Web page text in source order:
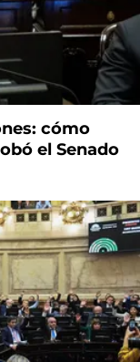
cómo
el Senado